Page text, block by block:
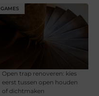
GAMES
Open trap renoveren: kies
eerst tussen open houden
of dichtmaken